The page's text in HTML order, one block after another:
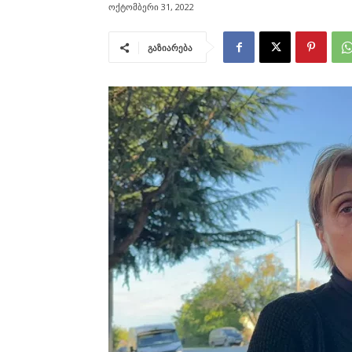
ოქტომბერი 31, 2022
გაზიარება